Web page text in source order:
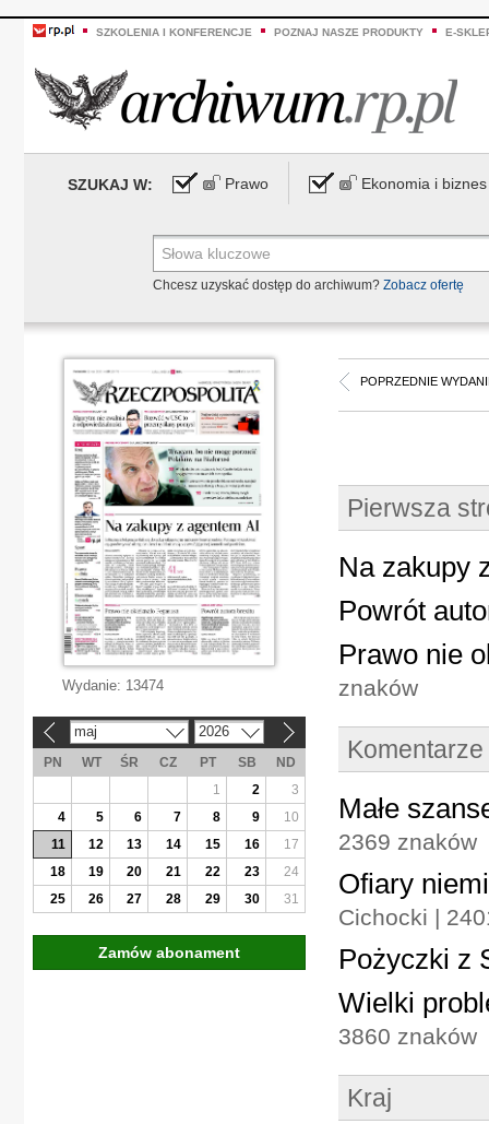
SZKOLENIA I KONFERENCJE POZNAJ NASZE PRODUKTY E-
SZUKAJ W: Prawo Ekonomia i biznes
Chcesz uzyskać dostęp do archiwum? Zobacz ofertę
POPRZEDNIE
Pierwsza
Na zakupy
Powrót
Prawo nie
znaków
Komentarze
Małe
2369 znaków
Ofiary
Cichocki |
Pożyczki z
Wielki
3860 znaków
Kraj
Wydanie: 13474
maj 2026
PN WT ŚR CZ PT SB
ND
1
2
3
4
5 6 7 8 9
10
11
12 13 14 15 16
17
18
19 20 21 22 23
24
25
26 27 28 29 30 31
Zamów abonament